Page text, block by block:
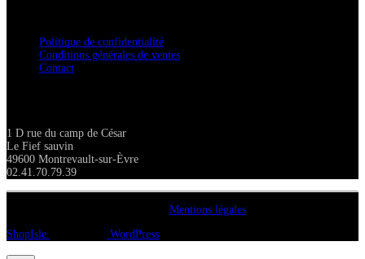
Politique de confidentialité
Conditions générales de ventes
Contact
1 D rue du camp de César
Le Fief sauvin
49600 Montrevault-sur-Èvre
02.41.70.79.39
Mentions légales
ShopIsle
WordPress